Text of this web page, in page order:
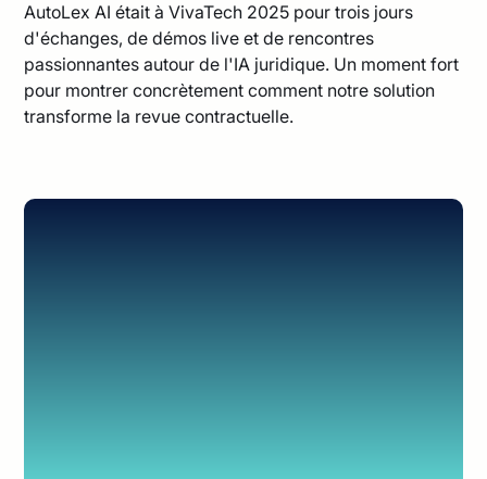
AutoLex AI était à VivaTech 2025 pour trois jours
d'échanges, de démos live et de rencontres
passionnantes autour de l'IA juridique. Un moment fort
pour montrer concrètement comment notre solution
transforme la revue contractuelle.